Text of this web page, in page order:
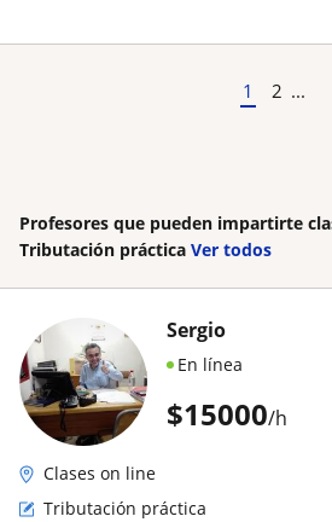
1 2 ...
Profesores que pueden impartirte
Tributación práctica Ver todos
$15000/h
Sergio
En línea
Clases on line
Tributación práctica